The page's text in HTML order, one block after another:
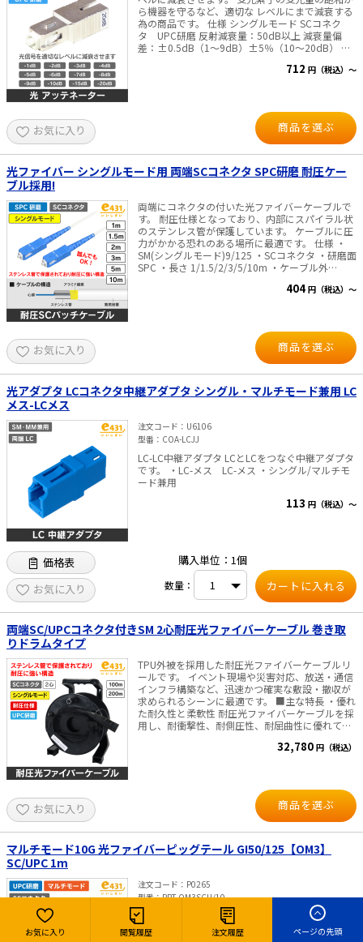
ら機器を守るなど、適切な レベルにまで減衰する
為の商品です。 仕様 シングルモード SCコネク
タ UPC研磨 反射減衰量：50dB以上 減衰量偏
差：±0.5dB（1～9dB）±5％（10～20dB） ※
712 円（税込）～
お気に入り 商品を選ぶ
光ファイバー シングルモード用 両端SCコネクタ SPC研磨 耐圧ケー
ブル採用!
両端にコネクタの付いた光ファイバーケーブルで
す。 耐圧仕様となっており、内部にスパイラル状
のステンレス管が保護しています。 ケーブルに圧
力がかかる恐れのある場所に最適です。 仕様 ・
SM(シングルモード)9/125 ・SCコネクタ ・研磨面
SPC ・長さ 1/1.5/2/3/5/10m ・ケーブル外
全商品に出荷前測定を行い「挿入損失」「リター
404 円（税込）～
お気に入り 商品を選ぶ
光アダプタ LCコネクタ中継アダプタ シングル・マルチモード兼用 LC
メス-LCメス
注文コード
U6106
型番
COA-LCJJ
LC-LC中継アダプタ LCとLCをつなぐ中継アダプタ
です。 ・LC-メス LC-メス ・シングル/マルチモ
ード兼用
113 円（税込）～
価格表
お気に入り
購入単位：1個
数量：
両端SC/UPCコネクタ付きSM 2心耐圧光ファイバーケーブル 巻き取
りドラムタイプ
TPU外被を採用した耐圧光ファイバーケーブルリ
ールです。 イベント現場や災害対応、放送・通信
インフラ構築など、迅速かつ確実な敷設・撤収が
求められるシーンに最適です。 ■主な特長 ・優れ
た耐久性と柔軟性 耐圧光ファイバーケーブルを採
用し、耐衝撃性、耐側圧性、耐屈曲性に優れてい
性・耐候性を兼ね備えており、 屋外や過酷な環境
で設置、現場での取り回しがスムーズです。 ・簡
便な敷設・撤収 ドラムリール方式により、ケーブ
ルの引き出しや巻き取りが迅速に行えます。 コネ
クタ保護や脱落防止キャップの装備により、作業
中のトラブルを最小限に抑えます。 ・高品質な通
信性能 シングルモード（SM）に対応し、長距離
施し、安心してご利用いただけます。 ■仕様 ケー
ブル種類： SM（シングルモード） 心数： 2心 コ
ネクタ： SC/UPC×2（両端） ケーブル長：
100m、200m リール寸法：232.3（W）×
206（D）× 312.5（H）mm 重量：【100m】約
32,780 円（税込）
お気に入り 商品を選ぶ
マルチモード10G 光ファイバーピッグテール GI50/125【OM3】
SC/UPC 1m
注文コード
P0265
型番
PPT-OM3SCU/10
OM3マルチモード片側のみにコネクタの付いた光
ファイバーケーブルです。 仕様 ・マルチモード
お気に入り 閲覧履歴 注文履歴 ページの先頭